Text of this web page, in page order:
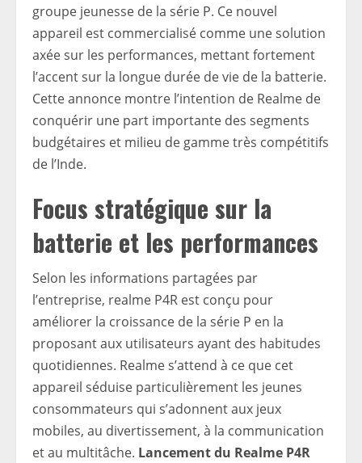
groupe jeunesse de la série P. Ce nouvel
appareil est commercialisé comme une solution
axée sur les performances, mettant fortement
l’accent sur la longue durée de vie de la batterie.
Cette annonce montre l’intention de Realme de
conquérir une part importante des segments
budgétaires et milieu de gamme très compétitifs
de l’Inde.
Focus stratégique sur la
batterie et les performances
Selon les informations partagées par
l’entreprise, realme P4R est conçu pour
améliorer la croissance de la série P en la
proposant aux utilisateurs ayant des habitudes
quotidiennes. Realme s’attend à ce que cet
appareil séduise particulièrement les jeunes
consommateurs qui s’adonnent aux jeux
mobiles, au divertissement, à la communication
et au multitâche. Lancement du Realme P4R